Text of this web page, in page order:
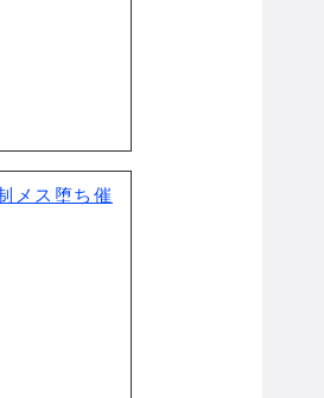
メス堕ち催